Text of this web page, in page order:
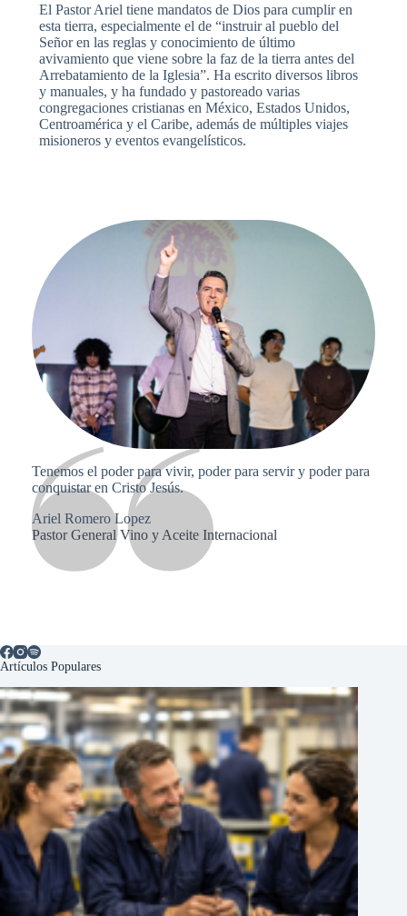
El Pastor Ariel tiene mandatos de Dios para cumplir en
esta tierra, especialmente el de “instruir al pueblo del
Señor en las reglas y conocimiento de último
avivamiento que viene sobre la faz de la tierra antes del
Arrebatamiento de la Iglesia”. Ha escrito diversos libros
y manuales, y ha fundado y pastoreado varias
congregaciones cristianas en México, Estados Unidos,
Centroamérica y el Caribe, además de múltiples viajes
misioneros y eventos evangelísticos.
Tenemos el poder para vivir, poder para servir y poder para
conquistar en Cristo Jesús.
Ariel Romero Lopez
Pastor General Vino y Aceite Internacional
Artículos Populares